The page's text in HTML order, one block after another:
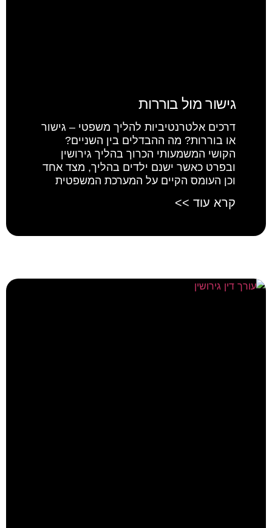
גישור מול בוררות
דרכים אלטרנטיביות להליך משפטי – גישור
או בוררות? מה ההבדלים בין השניים?
הקושי המשמעותי הכרוך בהליך גירושין
ובפרט כאשר ישנם ילדים בהליך, מצד אחד
וכן העומס הקיים על המערכת המשפטית
קרא עוד >>